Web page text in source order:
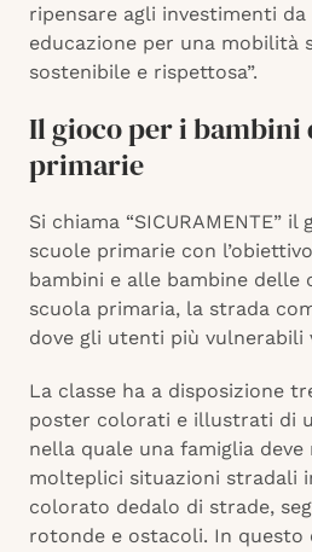
ripensare agli investimenti
educazione per una mobilità
sostenibile e rispettosa”.
Il gioco per i bambini
primarie
Si chiama “SICURAMENTE”
scuole primarie con
bambini e alle bambine delle
scuola primaria, la strada
dove gli utenti più vulnerabili
La classe ha a disposizione
poster colorati e illustrati di
nella quale una famiglia deve
molteplici situazioni stradali
colorato dedalo di strade,
rotonde e ostacoli. In questo